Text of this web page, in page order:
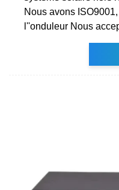
Nous avons
l''onduleur Nous